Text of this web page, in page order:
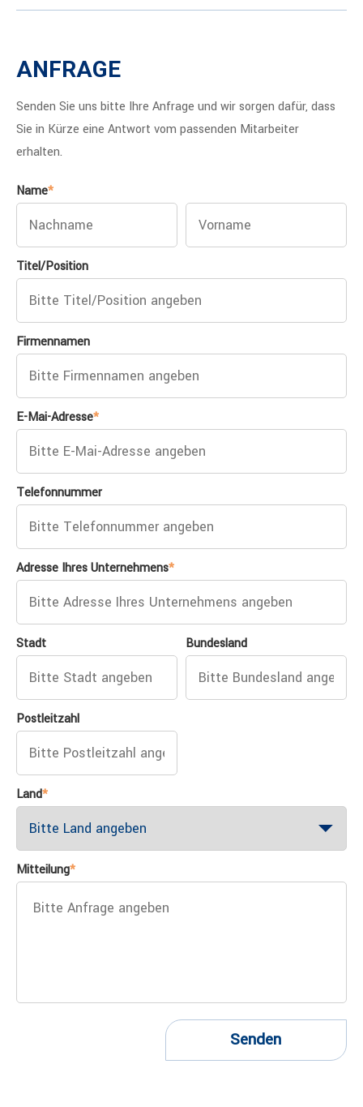
ANFRAGE
Senden Sie uns bitte Ihre Anfrage und wir sorgen dafür, dass
Sie in Kürze eine Antwort vom passenden Mitarbeiter
erhalten.
Name*
Titel/Position
Firmennamen
E-Mai-Adresse*
Telefonnummer
Adresse Ihres Unternehmens*
Stadt Bundesland
Postleitzahl
Land*
Mitteilung*
Senden